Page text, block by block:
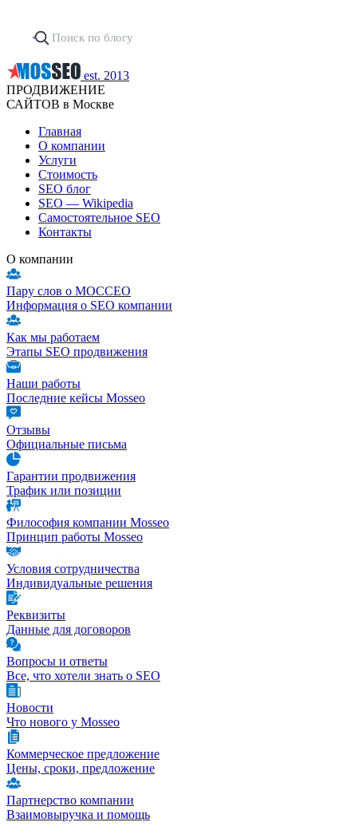
est. 2013
ПРОДВИЖЕНИЕ
САЙТОВ в Москве
Главная
О компании
Услуги
Стоимость
SEO блог
SEO — Wikipedia
Самостоятельное SEO
Контакты
О компании
Пару слов о МОССЕО
Информация о SEO компании
Как мы работаем
Этапы SEO продвижения
Наши работы
Последние кейсы Mosseo
Отзывы
Официальные письма
Гарантии продвижения
Трафик или позиции
Философия компании Mosseo
Принцип работы Mosseo
Условия сотрудничества
Индивидуальные решения
Реквизиты
Данные для договоров
Вопросы и ответы
Все, что хотели знать о SEO
Новости
Что нового у Mosseo
Коммерческое предложение
Цены, сроки, предложение
Партнерство компании
Взаимовыручка и помощь